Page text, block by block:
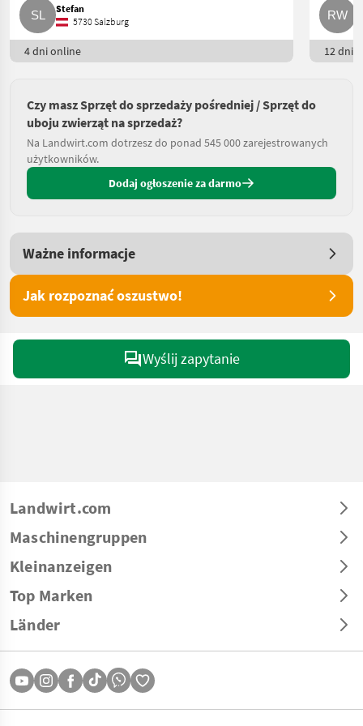
Stefan
5730 Salzburg
4 dni online 12 dni
Czy masz Sprzęt do sprzedaży pośredniej / Sprzęt do
uboju zwierząt na sprzedaż?
Na Landwirt.com dotrzesz do ponad 545 000 zarejestrowanych
użytkowników.
Dodaj ogłoszenie za darmo
Ważne informacje
Jak rozpoznać oszustwo!
Wyślij zapytanie
Landwirt.com
Maschinengruppen
Kleinanzeigen
Top Marken
Länder